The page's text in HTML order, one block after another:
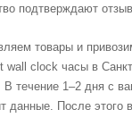
подтверждают
товары и
wall clock часы в
В течение 1–2 дня с
данные. После этого